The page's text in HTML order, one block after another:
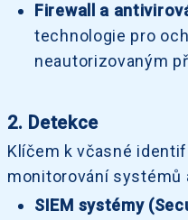
Firewall a
technologie pro
neautorizovaným
2. Detekce
Klíčem k včasné
monitorování systémů
SIEM systémy